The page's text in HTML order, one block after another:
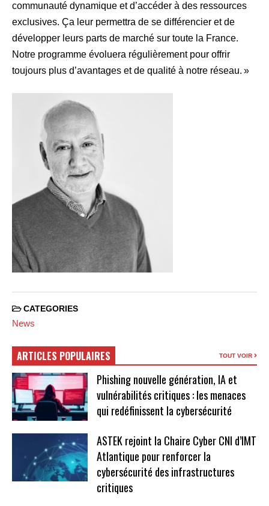
communauté dynamique et d’accéder à des ressources
exclusives. Ça leur permettra de se différencier et de
développer leurs parts de marché sur toute la France.
Notre programme évoluera régulièrement pour offrir
toujours plus d’avantages et de qualité à notre réseau. »
CATEGORIES
News
ARTICLES POPULAIRES TOUT VOIR
Phishing nouvelle génération, IA et
vulnérabilités critiques : les menaces
qui redéfinissent la cybersécurité
ASTEK rejoint la Chaire Cyber CNI d’IMT
Atlantique pour renforcer la
cybersécurité des infrastructures
critiques